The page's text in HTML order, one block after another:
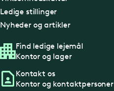
Ledige stillinger
Nyheder og artikler
Find ledige lejemål
Kontor og lager
Kontakt os
Kontor og kontaktpersoner